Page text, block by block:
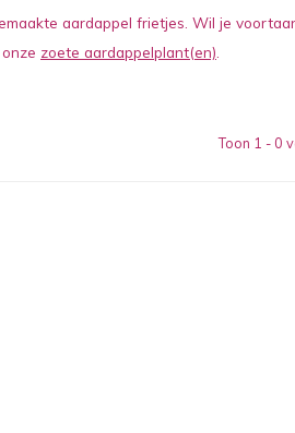
aardappel frietjes. Wil je
zoete aardappelplant(en)
Toon 1 - 0